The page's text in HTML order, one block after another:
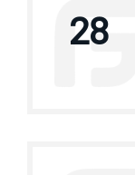
28